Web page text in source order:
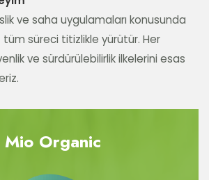
ve saha uygulamaları konusunda
süreci titizlikle yürütür. Her
ve sürdürülebilirlik ilkelerini esas
Mio Organic